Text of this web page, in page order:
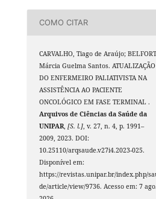
COMO CITAR
CARVALHO, Tiago de Araújo;
Márcia Guelma Santos. ATUALIZAÇÃO
DO ENFERMEIRO PALIATIVISTA NA
ASSISTÊNCIA AO PACIENTE
ONCOLÓGICO EM FASE TERMINAL .
Arquivos de Ciências da Saúde da
UNIPAR,[S. l.], v. 27, n. 4, p. 1991–
2009, 2023. DOI:
10.25110/arqsaude.v27i4.2023-025.
Disponível em:
https://revistas.unipar.br/index.php/
de/article/view/9736. Acesso em: 7 ago.